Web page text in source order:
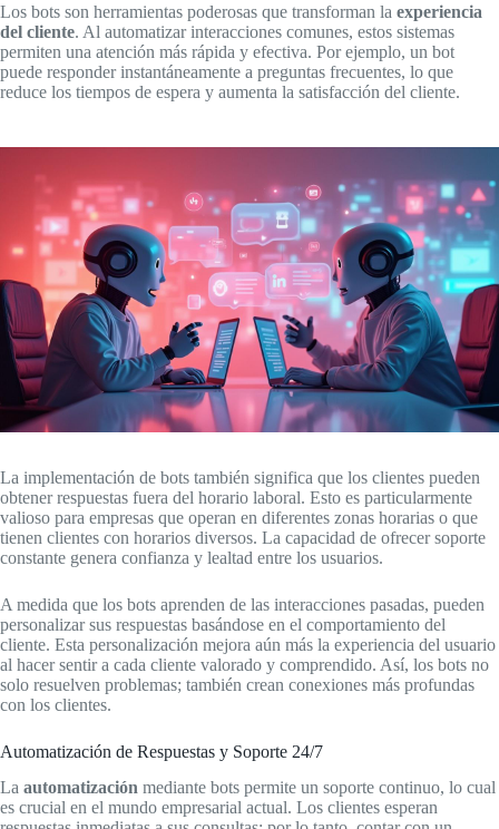
Los bots son herramientas poderosas que transforman la experiencia
del cliente. Al automatizar interacciones comunes, estos sistemas
permiten una atención más rápida y efectiva. Por ejemplo, un bot
puede responder instantáneamente a preguntas frecuentes, lo que
reduce los tiempos de espera y aumenta la satisfacción del cliente.
La implementación de bots también significa que los clientes pueden
obtener respuestas fuera del horario laboral. Esto es particularmente
valioso para empresas que operan en diferentes zonas horarias o que
tienen clientes con horarios diversos. La capacidad de ofrecer soporte
constante genera confianza y lealtad entre los usuarios.
A medida que los bots aprenden de las interacciones pasadas, pueden
personalizar sus respuestas basándose en el comportamiento del
cliente. Esta personalización mejora aún más la experiencia del usuario
al hacer sentir a cada cliente valorado y comprendido. Así, los bots no
solo resuelven problemas; también crean conexiones más profundas
con los clientes.
Automatización de Respuestas y Soporte 24/7
La automatización mediante bots permite un soporte continuo, lo cual
es crucial en el mundo empresarial actual. Los clientes esperan